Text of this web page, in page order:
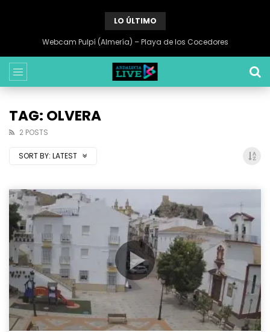
LO ÚLTIMO
Webcam Pulpí (Almería) – Playa de los Cocedores
TAG: OLVERA
2 POSTS
SORT BY: LATEST